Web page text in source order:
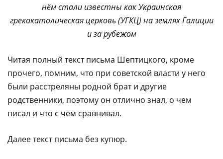
нём стали известны как Украинская
грекокатолическая церковь (УГКЦ) на землях Галиции
и за рубежом
Читая полный текст письма Шептицкого, кроме
прочего, помним, что при советской власти у него
были расстреляны родной брат и другие
родственники, поэтому он отлично знал, о чем
писал и что с чем сравнивал.
Далее текст письма без купюр.